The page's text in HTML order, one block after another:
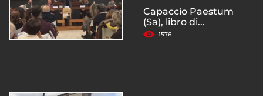
Capaccio Paestum
(Sa), libro di...
1576